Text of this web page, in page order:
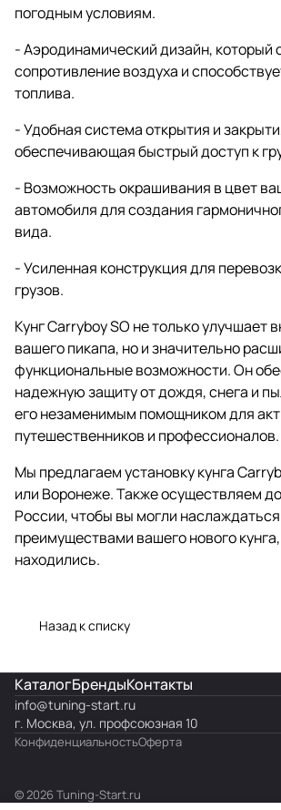
погодным условиям.
- Аэродинамический дизайн, который
сопротивление воздуха и
топлива.
- Удобная система открытия и
обеспечивающая быстрый доступ к
- Возможность окрашивания в цвет
автомобиля для создания
вида.
- Усиленная конструкция для
грузов.
Кунг Carryboy SO не только улучшает
вашего пикапа, но и значительно
функциональные возможности. Он
надежную защиту от дождя, снега и
его незаменимым помощником для
путешественников и профессионалов.
Мы предлагаем установку кунга
или Воронеже. Также осуществляем
России, чтобы вы могли
преимуществами вашего нового
находились.
Назад к списку
КаталогБрендыКонтакты
info@tuning-start.ru
г. Москва, ул. профсоюзная 10
КонфиденциальностьОферта
© 2026 Tuning-Start.ru